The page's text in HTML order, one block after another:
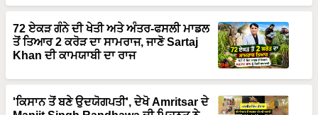
72 ਏਕੜ ਗੰਨੇ ਦੀ ਖੇਤੀ ਅਤੇ ਅੰਤਰ-ਫਸਲੀ ਮਾਡਲ
ਤੋਂ ਤਿਆਰ 2 ਕਰੋੜ ਦਾ ਸਾਮਰਾਜ, ਜਾਣੋ Sartaj
Khan ਦੀ ਕਾਮਯਾਬੀ ਦਾ ਰਾਜ
'ਕਿਸਾਨ ਤੋਂ ਬਣੇ ਉਦਯੋਗਪਤੀ', ਦੇਖੋ Amritsar ਦੇ
Manjit Singh Randhawa ਦੀ ਮਿਹਨਤ ਨੇ
ਕਿਵੇਂ ਬਦਲੀ ਕਿਸਮਤ